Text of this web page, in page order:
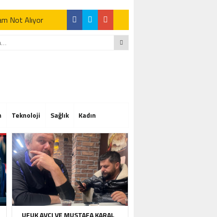
Not Alıyor
Not Alıyor
Teknoloji Sağlık Kadın
UFUK AVCI VE MUSTAFA KARAL